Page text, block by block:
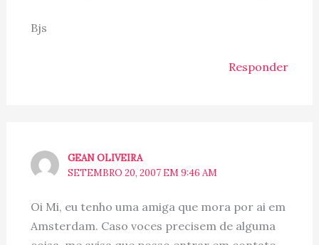
Bjs
Responder
GEAN OLIVEIRA
SETEMBRO 20, 2007 EM 9:46 AM
Oi Mi, eu tenho uma amiga que mora por ai em
Amsterdam. Caso voces precisem de alguma